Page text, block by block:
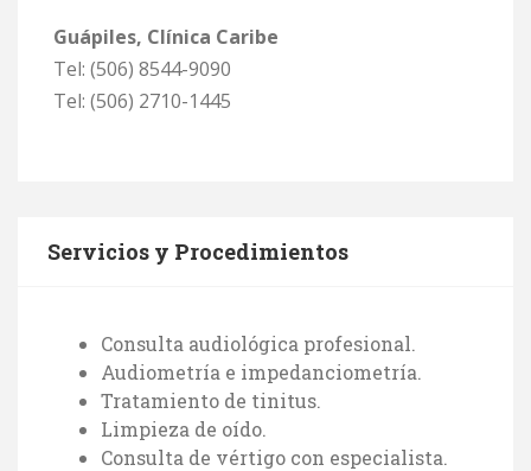
Guápiles, Clínica Caribe
Tel: (506) 8544-9090
Tel: (506) 2710-1445
Servicios y Procedimientos
Consulta audiológica profesional.
Audiometría e impedanciometría.
Tratamiento de tinitus.
Limpieza de oído.
Consulta de vértigo con especialista.